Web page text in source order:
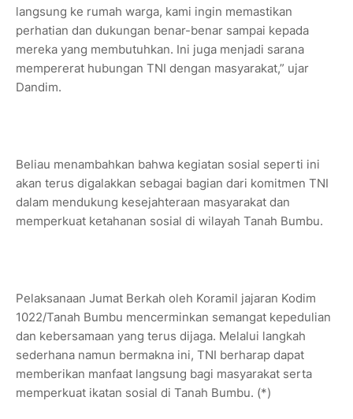
langsung ke rumah warga, kami ingin memastikan
perhatian dan dukungan benar-benar sampai kepada
mereka yang membutuhkan. Ini juga menjadi sarana
mempererat hubungan TNI dengan masyarakat,” ujar
Dandim.
Beliau menambahkan bahwa kegiatan sosial seperti ini
akan terus digalakkan sebagai bagian dari komitmen TNI
dalam mendukung kesejahteraan masyarakat dan
memperkuat ketahanan sosial di wilayah Tanah Bumbu.
Pelaksanaan Jumat Berkah oleh Koramil jajaran Kodim
1022/Tanah Bumbu mencerminkan semangat kepedulian
dan kebersamaan yang terus dijaga. Melalui langkah
sederhana namun bermakna ini, TNI berharap dapat
memberikan manfaat langsung bagi masyarakat serta
memperkuat ikatan sosial di Tanah Bumbu. (*)